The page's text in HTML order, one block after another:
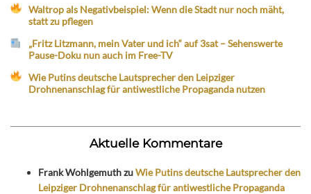
Waltrop als Negativbeispiel: Wenn die Stadt nur noch mäht,
statt zu pflegen
„Fritz Litzmann, mein Vater und ich“ auf 3sat – Sehenswerte
Pause-Doku nun auch im Free-TV
Wie Putins deutsche Lautsprecher den Leipziger
Drohnenanschlag für antiwestliche Propaganda nutzen
Aktuelle Kommentare
Frank WohlgemuthzuWie Putins deutsche Lautsprecher den
Leipziger Drohnenanschlag für antiwestliche Propaganda